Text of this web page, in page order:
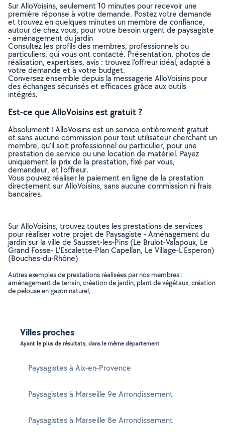
Sur AlloVoisins, seulement 10 minutes pour recevoir une
première réponse à votre demande. Postez votre demande
et trouvez en quelques minutes un membre de confiance,
autour de chez vous, pour votre besoin urgent de paysagiste
- aménagement du jardin
Consultez les profils des membres, professionnels ou
particuliers, qui vous ont contacté. Présentation, photos de
réalisation, expertises, avis : trouvez l'offreur idéal, adapté à
votre demande et à votre budget.
Conversez ensemble depuis la messagerie AlloVoisins pour
des échanges sécurisés et efficaces grâce aux outils
intégrés.
Est-ce que AlloVoisins est gratuit ?
Absolument ! AlloVoisins est un service entièrement gratuit
et sans aucune commission pour tout utilisateur cherchant un
membre, qu’il soit professionnel ou particulier, pour une
prestation de service ou une location de matériel. Payez
uniquement le prix de la prestation, fixé par vous,
demandeur, et l’offreur.
Vous pouvez réaliser le paiement en ligne de la prestation
directement sur AlloVoisins, sans aucune commission ni frais
bancaires.
Sur AlloVoisins, trouvez toutes les prestations de services
pour réaliser votre projet de Paysagiste - Aménagement du
jardin sur la ville de Sausset-les-Pins (Le Brulot-Valapoux, Le
Grand Fosse- L'Escalette-Plan Capellan, Le Village-L'Esperon)
(Bouches-du-Rhône)
Autres exemples de prestations réalisées par nos membres :
aménagement de terrain, création de jardin, plant de végétaux, création
de pelouse en gazon naturel, ..
Villes proches
Ayant le plus de résultats, dans le même département
Paysagistes à Aix-en-Provence
Paysagistes à Marseille 9e Arrondissement
Paysagistes à Marseille 8e Arrondissement